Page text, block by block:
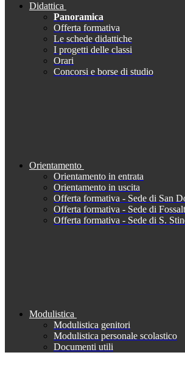
Didattica
Panoramica
Offerta formativa
Le schede didattiche
I progetti delle classi
Orari
Concorsi e borse di studio
Orientamento
Orientamento in entrata
Orientamento in uscita
Offerta formativa - Sede di San
Offerta formativa - Sede di
Offerta formativa - Sede di S.
Modulistica
Modulistica genitori
Modulistica personale scolastico
Documenti utili